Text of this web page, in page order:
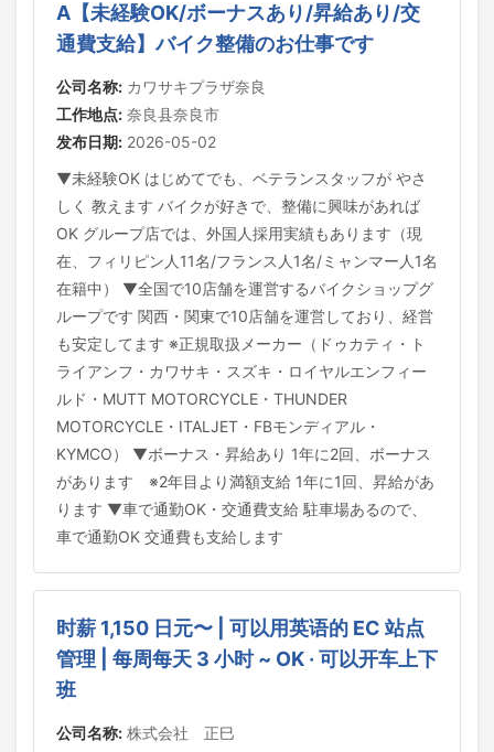
A【未経験OK/ボーナスあり/昇給あり/交
通費支給】バイク整備のお仕事です
公司名称: カワサキプラザ奈良
工作地点: 奈良县奈良市
发布日期: 2026-05-02
▼未経験OK はじめてでも、ベテランスタッフが やさ
しく 教えます バイクが好きで、整備に興味があれば
OK グループ店では、外国人採用実績もあります（現
在、フィリピン人11名/フランス人1名/ミャンマー人1名
在籍中） ▼全国で10店舗を運営するバイクショップグ
ループです 関西・関東で10店舗を運営しており、経営
も安定してます ※正規取扱メーカー（ドゥカティ・ト
ライアンフ・カワサキ・スズキ・ロイヤルエンフィー
ルド・MUTT MOTORCYCLE・THUNDER
MOTORCYCLE・ITALJET・FBモンディアル・
KYMCO） ▼ボーナス・昇給あり 1年に2回、ボーナス
があります ※2年目より満額支給 1年に1回、昇給があ
ります ▼車で通勤OK・交通費支給 駐車場あるので、
車で通勤OK 交通費も支給します
时薪 1,150 日元〜 | 可以用英语的 EC 站点
管理 | 每周每天 3 小时 ~ OK · 可以开车上下
班
公司名称: 株式会社 正巳